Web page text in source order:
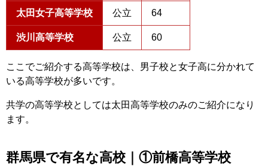
太田女子高等学校 公立 64
渋川高等学校 公立 60
ここでご紹介する高等学校は、男子校と女子高に分かれて
いる高等学校が多いです。
共学の高等学校としては太田高等学校のみのご紹介になり
ます。
群馬県で有名な高校｜①前橋高等学校